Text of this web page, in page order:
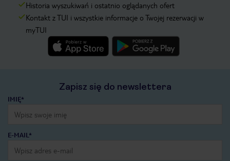
Historia wyszukiwań i ostatnio oglądanych ofert
Kontakt z TUI i wszystkie informacje o Twojej rezerwacji w
myTUI
Zapisz się do newslettera
IMIĘ*
E-MAIL*